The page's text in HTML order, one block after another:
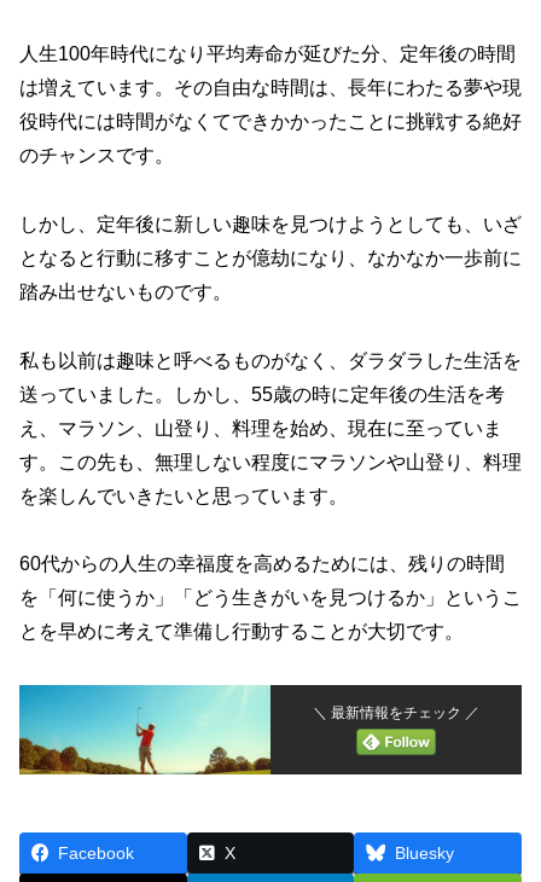
人生100年時代になり平均寿命が延びた分、定年後の時間
は増えています。その自由な時間は、長年にわたる夢や現
役時代には時間がなくてできかかったことに挑戦する絶好
のチャンスです。
しかし、定年後に新しい趣味を見つけようとしても、いざ
となると行動に移すことが億劫になり、なかなか一歩前に
踏み出せないものです。
私も以前は趣味と呼べるものがなく、ダラダラした生活を
送っていました。しかし、55歳の時に定年後の生活を考
え、マラソン、山登り、料理を始め、現在に至っていま
す。この先も、無理しない程度にマラソンや山登り、料理
を楽しんでいきたいと思っています。
60代からの人生の幸福度を高めるためには、残りの時間
を「何に使うか」「どう生きがいを見つけるか」というこ
とを早めに考えて準備し行動することが大切です。
＼ 最新情報をチェック ／
Facebook X Bluesky